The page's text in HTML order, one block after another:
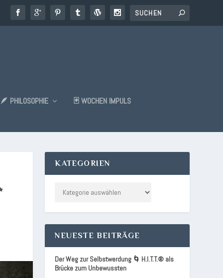
🪶 PHILOSOPHIE 🃏 WOCHEN IMPULS
KATEGORIEN
NEUESTE BEITRÄGE
Der Weg zur Selbstwerdung 🌀 H.I.T.T.® als
Brücke zum Unbewussten